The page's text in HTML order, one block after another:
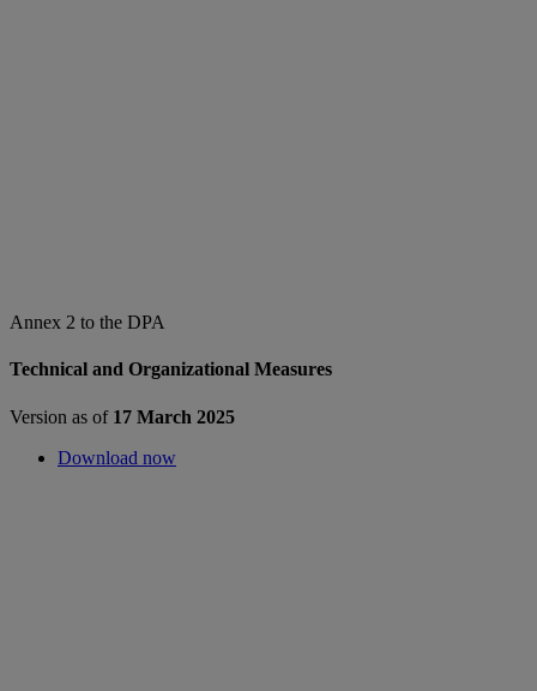
Annex 2 to the DPA
Technical and Organizational Measures
Version as of 17 March 2025
Download now